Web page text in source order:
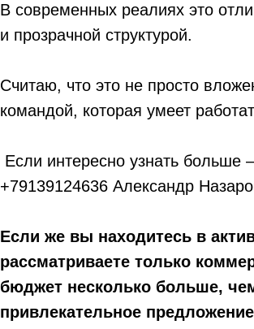
В современных реалиях это
и прозрачной структурой.
Считаю, что это не просто
командой, которая умеет
Если интересно узнать
+79139124636 Александр
Если же вы находитесь в
рассматриваете только
бюджет несколько больше,
привлекательное